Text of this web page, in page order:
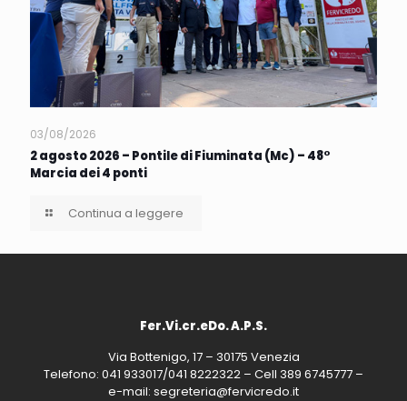
03/08/2026
2 agosto 2026 – Pontile di Fiuminata (Mc) – 48°
Marcia dei 4 ponti
Continua a leggere
Fer.Vi.cr.eDo. A.P.S.
Via Bottenigo, 17 – 30175 Venezia
Telefono: 041 933017/041 8222322 – Cell 389 6745777 –
e-mail: segreteria@fervicredo.it